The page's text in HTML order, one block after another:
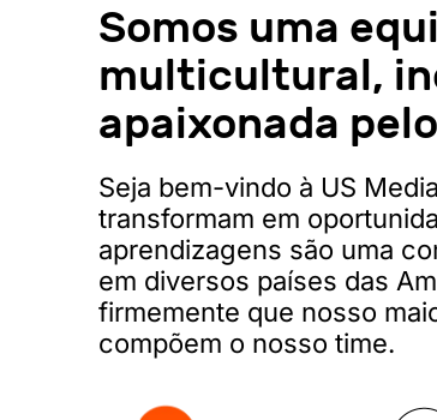
Somos uma
multicultural,
apaixonada
Seja bem-vindo à US
transformam em
aprendizagens são uma
em diversos países das
firmemente que nosso
compõem o nosso time.